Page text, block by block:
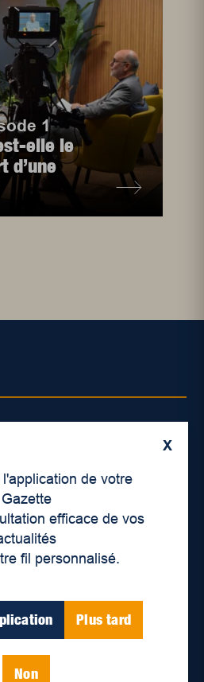
1
elle le
d’une
X
de votre
Gazette
efficace de vos
fil personnalisé.
Plus tard
Non